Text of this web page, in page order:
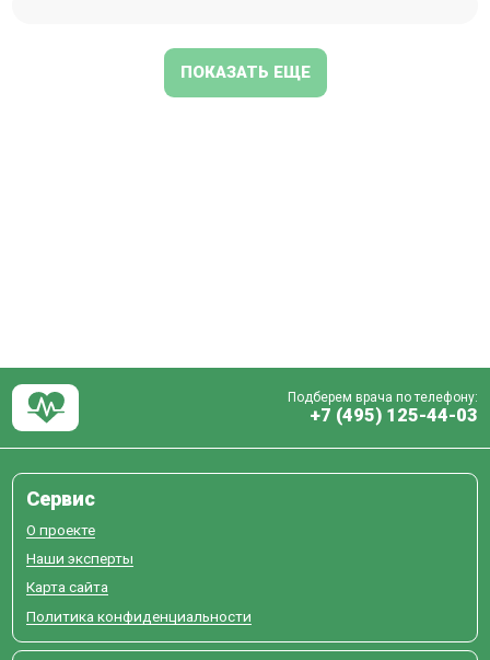
ПОКАЗАТЬ ЕЩЕ
Подберем врача по телефону:
+7 (495) 125-44-03
Сервис
О проекте
Наши эксперты
Карта сайта
Политика конфиденциальности